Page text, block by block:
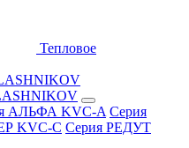
Тепловое
АЛЬФА KVC-A Серия
KVC-C Серия РЕДУТ